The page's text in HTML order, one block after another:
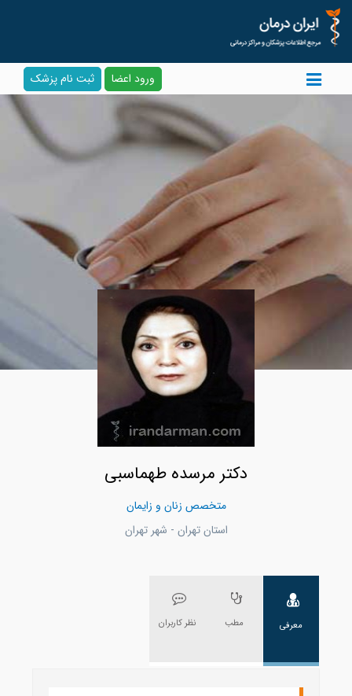
ورود اعضا ثبت نام پزشک
دکتر مرسده طهماسبی
متخصص زنان و زایمان
استان تهران - شهر تهران
معرفی مطب نظر کاربران